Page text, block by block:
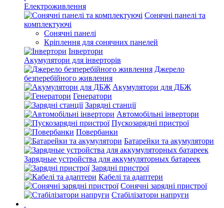
Електроживлення
Сонячні панелі та
комплектуючі
Сонячні панелі
Кріплення для сонячних панелей
Інвертори
Акумулятори для інверторів
Джерело
безперебійного живлення
Акумулятори для ДБЖ
Генератори
Зарядні станції
Автомобільні інвертори
Пускозарядні пристрої
Повербанки
Батарейки та акумулятори
Зарядные устройства для аккумуляторных батареек
Зарядні пристрої
Кабелі та адаптери
Сонячні зарядні пристрої
Стабілізатори напруги